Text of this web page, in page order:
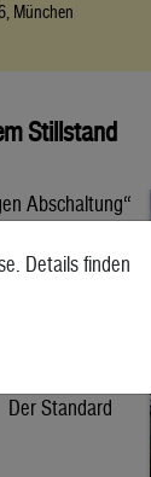
München
Stillstand
Abschaltung“
ungarischen
Anblick am
sein E-
Der Standard
Details finden